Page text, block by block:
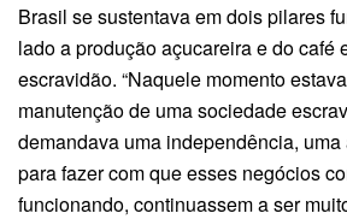
Brasil se sustentava em dois pilares
lado a produção açucareira e do café
escravidão. “Naquele momento
manutenção de uma sociedade
demandava uma independência,
para fazer com que esses negócios
funcionando, continuassem a ser